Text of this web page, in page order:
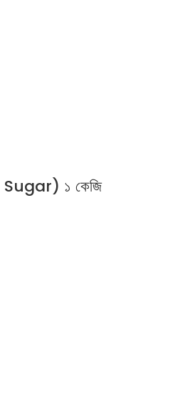
Sugar) ১ কেজি